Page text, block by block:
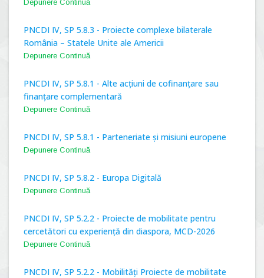
Depunere Continuă
PNCDI IV, SP 5.8.3 - Proiecte complexe bilaterale
România – Statele Unite ale Americii
Depunere Continuă
PNCDI IV, SP 5.8.1 - Alte acțiuni de cofinanțare sau
finanțare complementară
Depunere Continuă
PNCDI IV, SP 5.8.1 - Parteneriate și misiuni europene
Depunere Continuă
PNCDI IV, SP 5.8.2 - Europa Digitală
Depunere Continuă
PNCDI IV, SP 5.2.2 - Proiecte de mobilitate pentru
cercetători cu experiență din diaspora, MCD-2026
Depunere Continuă
PNCDI IV, SP 5.2.2 - Mobilități Proiecte de mobilitate